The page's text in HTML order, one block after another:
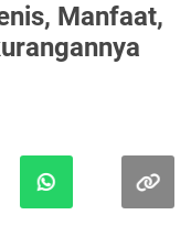
Manfaat,